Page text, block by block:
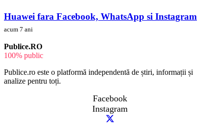
Huawei fara Facebook, WhatsApp si Instagram
acum 7 ani
Publice.RO
100% public
Publice.ro este o platformă independentă de știri, informații și
analize pentru toți.
Facebook
Instagram